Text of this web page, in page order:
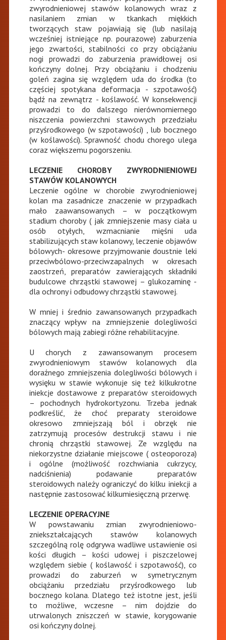
zwyrodnieniowej stawów kolanowych wraz z
nasilaniem zmian w tkankach miękkich
tworzących staw pojawiają się (lub nasilają
wcześniej istniejące np. pourazowe) zaburzenia
jego zwartości, stabilności co przy obciążaniu
nogi prowadzi do zaburzenia prawidłowej osi
kończyny dolnej. Przy obciążaniu i chodzeniu
goleń zagina się względem uda do środka (to
częściej spotykana deformacja - szpotawość)
bądź na zewnątrz - koślawość. W konsekwencji
prowadzi to do dalszego nierównomiernego
niszczenia powierzchni stawowych przedziału
przyśrodkowego (w szpotawości) , lub bocznego
(w koślawości). Sprawność chodu chorego ulega
coraz większemu pogorszeniu.
LECZENIE CHOROBY ZWYRODNIENIOWEJ
STAWÓW KOLANOWYCH
Leczenie ogólne w chorobie zwyrodnieniowej
kolan ma zasadnicze znaczenie w przypadkach
mało zaawansowanych – w początkowym
stadium choroby ( jak zmniejszenie masy ciała u
osób otyłych, wzmacnianie mięśni uda
stabilizujących staw kolanowy, leczenie objawów
bólowych- okresowe przyjmowanie doustnie leki
przeciwbólowo-przeciwzapalnych w okresach
zaostrzeń, preparatów zawierających składniki
budulcowe chrząstki stawowej – glukozaminę -
dla ochrony i odbudowy chrząstki stawowej.
W mniej i średnio zawansowanych przypadkach
znaczący wpływ na zmniejszenie dolegliwości
bólowych mają zabiegi różne rehabilitacyjne.
U chorych z zawansowanym procesem
zwyrodnieniowym stawów kolanowych dla
doraźnego zmniejszenia dolegliwości bólowych i
wysięku w stawie wykonuje się też kilkukrotne
iniekcje dostawowe z preparatów steroidowych
– pochodnych hydrokortyzonu. Trzeba jednak
podkreślić, że choć preparaty steroidowe
okresowo zmniejszają ból i obrzęk nie
zatrzymują procesów destrukcji stawu i nie
chronią chrząstki stawowej. Ze względu na
niekorzystne działanie miejscowe ( osteoporoza)
i ogólne (możliwość rozchwiania cukrzycy,
nadciśnienia) podawanie preparatów
steroidowych należy ograniczyć do kilku iniekcji a
następnie zastosować kilkumiesięczną przerwę.
LECZENIE OPERACYJNE
W powstawaniu zmian zwyrodnieniowo-
zniekształcających stawów kolanowych
szczególną rolę odgrywa wadliwe ustawienie osi
kości długich – kości udowej i piszczelowej
względem siebie ( koślawość i szpotawość), co
prowadzi do zaburzeń w symetrycznym
obciążaniu przedziału przyśrodkowego lub
bocznego kolana. Dlatego też istotne jest, jeśli
to możliwe, wczesne – nim dojdzie do
utrwalonych zniszczeń w stawie, korygowanie
osi kończyny dolnej.